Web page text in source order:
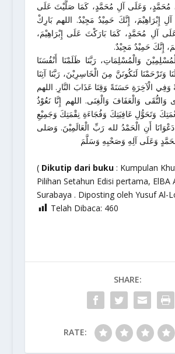
مُحَمَّدٍ، وَعَلَى آلِ مُحَمَّدٍ، كَمَا صَلَّيْتَ عَلَى
آلِ إِبْرَاهِيْمَ، إِنَّكَ حَمِيْدٌ مَجِيْدٌ. اللهم بَارِكْ
آلِ مُحَمَّدٍ، كَمَا بَارَكْتَ عَلَى إِبْرَاهِيْمَ،
إِنَّكَ حَمِيْدٌ مَجِيْدٌ.
وَالْمُسْلِمَاتِ، رَبَّنَا ظَلَمْنَا أَنْفُسَنَا
وَتَرْحَمْنَا لَنَكُونَنَّ مِنَ الْخَاسِرِيْنَ، رَبَّنَا آتِنَا
وَفِي الْآخِرَةِ حَسَنَةً وَقِنَا عَذَابَ النَّارِ. اللهم
وَالتُّقَى وَالْعَفَافَ وَالْغِنَى. اللهم إِنَّا نَعُوْذُ
وَتَحَوُّلِ عَافِيَتِكَ وَفُجَاءَةِ نِقْمَتِكَ وَجَمِيْعِ
أَنِ الْحَمْدُ لله رَبِّ الْعَالَمِيْنَ. وَصَلى
مُحَمَّدٍ وَعَلَى آلِهِ وَصَحْبِهِ وَسَلَّمَ
( Dikutip dari buku : Kumpulan
Pilihan Setahun Edisi pertama, ElBA
Surabaya . Diposting oleh Yusuf Al-
Telah Dibaca: 460
SHARE:
RATE: